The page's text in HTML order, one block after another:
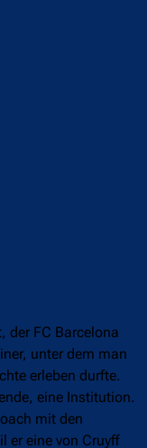
der FC Barcelona
unter dem man
erleben durfte.
eine Institution.
mit den
er eine von Cruyff